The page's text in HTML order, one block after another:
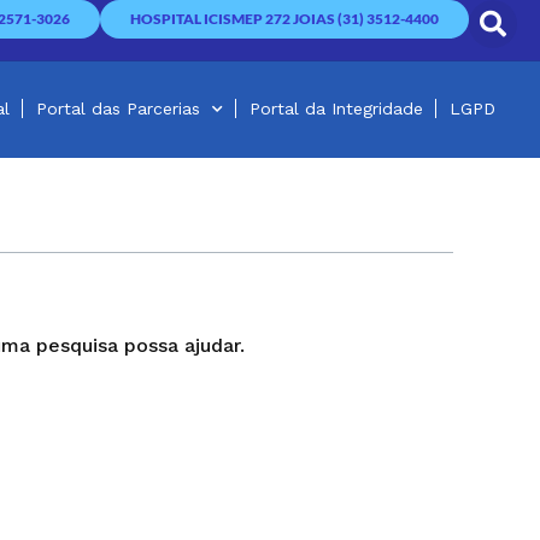
3026 HOSPITAL ICISMEP 272 JOIAS (31) 3512-4400
Portal das Parcerias Portal da Integridade LGPD
pesquisa possa ajudar.